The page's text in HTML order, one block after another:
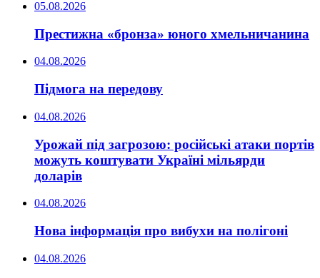
05.08.2026
Престижна «бронза» юного хмельничанина
04.08.2026
Підмога на передову
04.08.2026
Урожай під загрозою: російські атаки портів
можуть коштувати Україні мільярди
доларів
04.08.2026
Нова інформація про вибухи на полігоні
04.08.2026